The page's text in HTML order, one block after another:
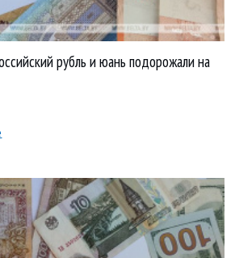
рубль и юань подорожали на